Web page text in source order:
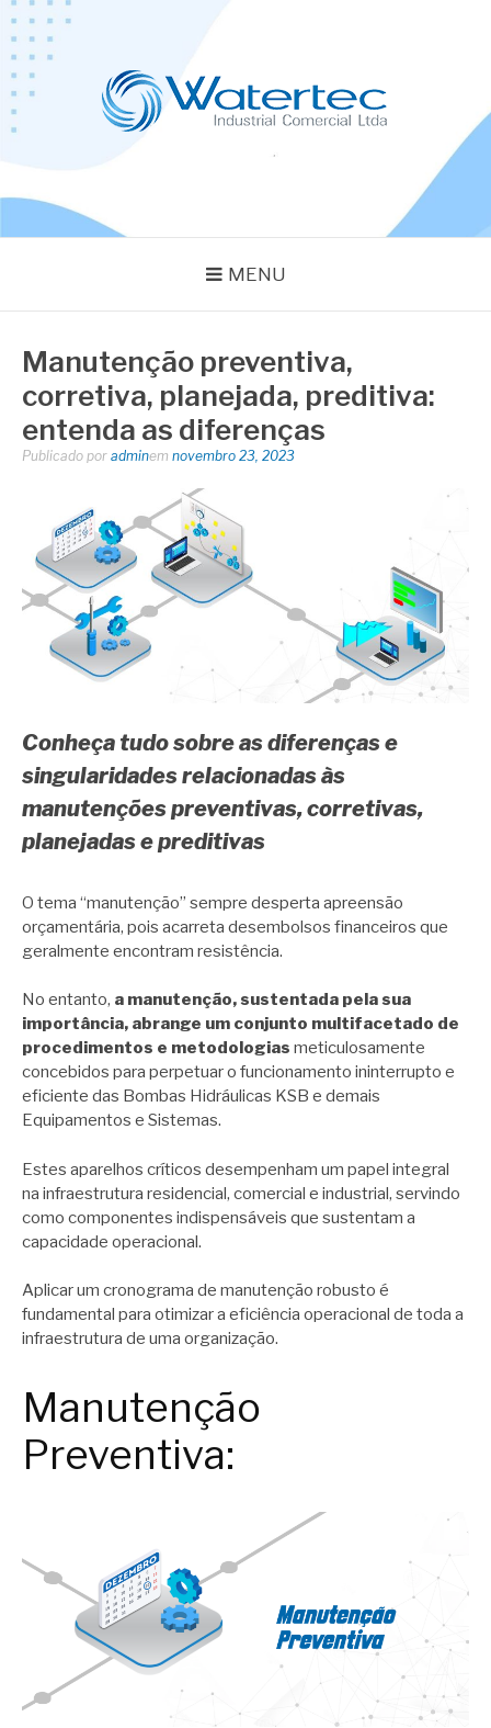
Pular
para
conteúdo
MENU
Manutenção preventiva,
corretiva, planejada, preditiva:
entenda as diferenças
Publicado por adminem novembro 23, 2023
Conheça tudo sobre as diferenças e
singularidades relacionadas às
manutenções preventivas, corretivas,
planejadas e preditivas
O tema “manutenção” sempre desperta apreensão
orçamentária, pois acarreta desembolsos financeiros que
geralmente encontram resistência.
No entanto, a manutenção, sustentada pela sua
importância, abrange um conjunto multifacetado de
procedimentos e metodologias meticulosamente
concebidos para perpetuar o funcionamento ininterrupto e
eficiente das Bombas Hidráulicas KSB e demais
Equipamentos e Sistemas.
Estes aparelhos críticos desempenham um papel integral
na infraestrutura residencial, comercial e industrial, servindo
como componentes indispensáveis que sustentam a
capacidade operacional.
Aplicar um cronograma de manutenção robusto é
fundamental para otimizar a eficiência operacional de toda a
infraestrutura de uma organização.
Manutenção
Preventiva: